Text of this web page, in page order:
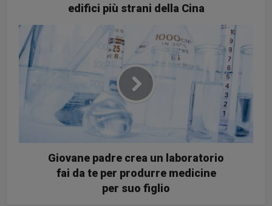
edifici più strani della Cina
Giovane padre crea un laboratorio
fai da te per produrre medicine
per suo figlio